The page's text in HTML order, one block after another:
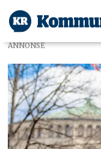
ANNONSE